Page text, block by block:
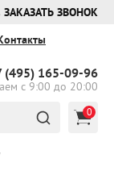
×
ЗАКАЗАТЬ ЗВОНОК
(495) 165-09-96
с 9:00 до 20:00
0